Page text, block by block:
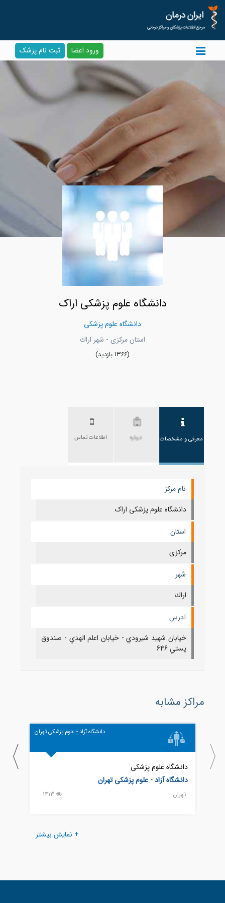
ورود اعضا ثبت نام پزشک
دانشگاه علوم پزشکی اراک
دانشگاه علوم پزشکی
استان مرکزی - شهر اراك
(1366 بازدید)
معرفی و مشخصات درباره اطلاعات تماس
نام مرکز
دانشگاه علوم پزشکی اراک
استان
مرکزی
شهر
اراك
آدرس
خيابان شهيد شيرودي - خيابان اعلم الهدي - صندوق
پستي 646
مراکز مشابه
دانشگاه آزاد - علوم پزشکی تهران
دانشگاه علوم پزشکی
دانشگاه آزاد - علوم پزشکی تهران
تهران 1413
+ نمایش بیشتر